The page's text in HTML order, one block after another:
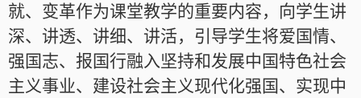
就、变革作为课堂教学的重要内容，向学生讲
深、讲透、讲细、讲活，引导学生将爱国情、
强国志、报国行融入坚持和发展中国特色社会
主义事业、建设社会主义现代化强国、实现中